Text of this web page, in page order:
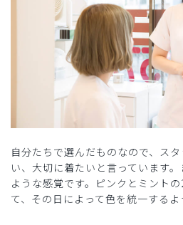
自分たちで選んだものなので、ス
い、大切に着たいと言っています
ような感覚です。ピンクとミント
て、その日によって色を統一するよ